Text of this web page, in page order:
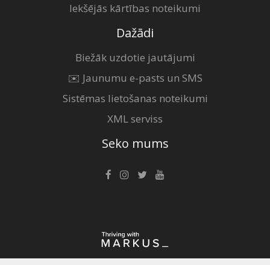
Iekšējās kārtības noteikumi
Dažādi
Biežāk uzdotie jautājumi
✉️ Jaunumu e-pasts un SMS
Sistēmas lietošanas noteikumi
XML serviss
Seko mums